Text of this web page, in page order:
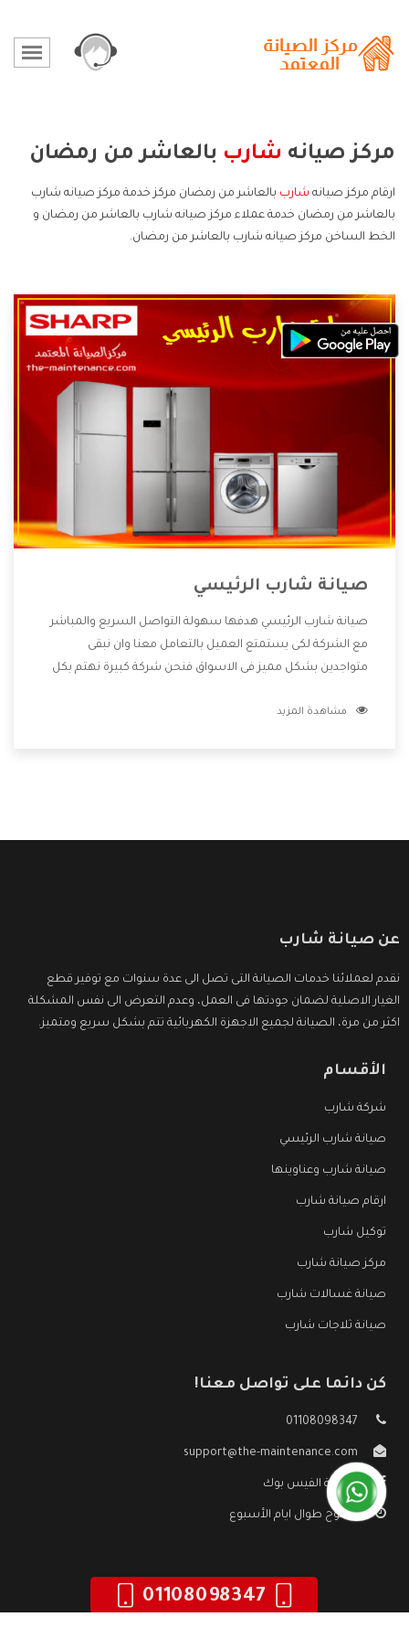
مركز صيانه شارب بالعاشر من رمضان
ارقام مركز صيانه شارب بالعاشر من رمضان مركز خدمة مركز صيانه شارب
بالعاشر من رمضان خدمة عملاء مركز صيانه شارب بالعاشر من رمضان و
الخط الساخن مركز صيانه شارب بالعاشر من رمضان.
صيانة شارب الرئيسي
صيانة شارب الرئيسي هدفها سهولة التواصل السريع والمباشر
مع الشركة لكى يستمتع العميل بالتعامل معنا وان نبقى
متواجدين بشكل مميز فى الاسواق فنحن شركة كبيرة نهتم بكل
الشركة بها والتى تكون منها خدمة الصيانة التى تكون من أهم
مشاهدة المزيد
عن صيانة شارب
نقدم لعملائنا خدمات الصيانة التى تصل الى عدة سنوات مع توفير قطع
الغيار الاصلية لضمان جودتها فى العمل، وعدم التعرض الى نفس المشكلة
اكثر من مرة، الصيانة لجميع الاجهزة الكهربائية تتم بشكل سريع ومتميز.
الأقسام
شركة شارب
صيانة شارب الرئيسي
صيانة شارب وعناوينها
ارقام صيانة شارب
توكيل شارب
مركز صيانة شارب
صيانة غسالات شارب
صيانة ثلاجات شارب
كن دائما على تواصل معنا!
01108098347
support@the-maintenance.com
صفحة الفيس بوك
مفتوح طوال ايام الأسبوع
01108098347